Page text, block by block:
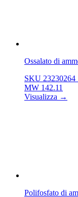
Ossalato di
SKU 23230264
MW 142.11
Visualizza →
Polifosfato di